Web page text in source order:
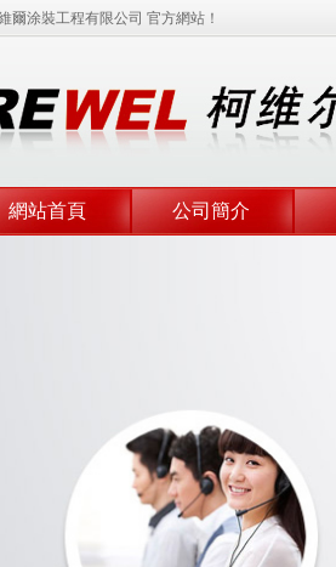
爾涂裝工程有限公司 官方網站！
網站首頁 公司簡介